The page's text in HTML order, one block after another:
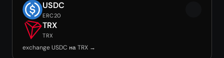
USDC
ERC20
TRX
TRX
exchange USDC на TRX →